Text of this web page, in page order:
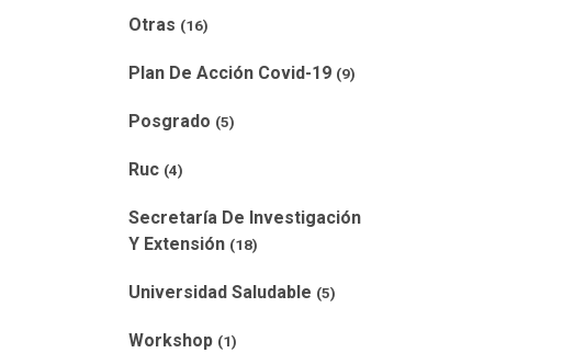
Otras (16)
Plan De Acción Covid-19 (9)
Posgrado (5)
Ruc (4)
Secretaría De Investigación
Y Extensión (18)
Universidad Saludable (5)
Workshop (1)